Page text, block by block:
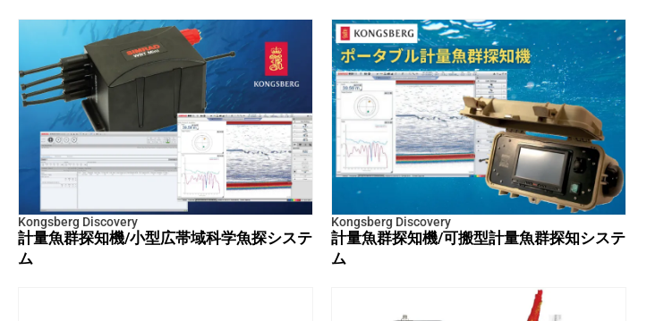
Kongsberg Discovery
計量魚群探知機/小型広帯域科学魚探システ
ム
Kongsberg Discovery
計量魚群探知機/可搬型計量魚群探知システ
ム